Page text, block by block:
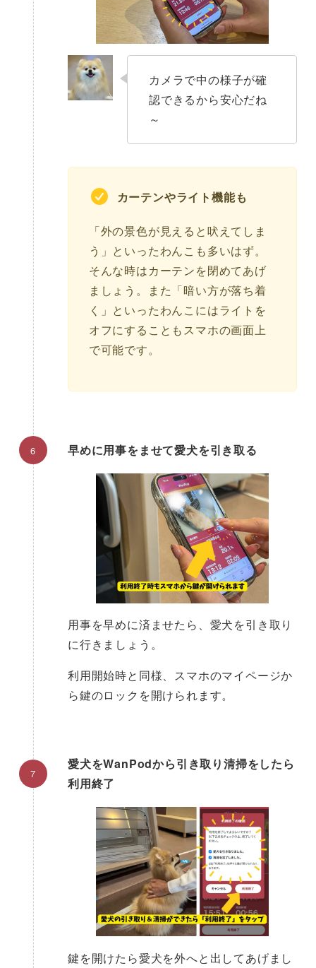
カメラで中の様子が確
認できるから安心だね
～
カーテンやライト機能も
「外の景色が見えると吠えてしま
う」といったわんこも多いはず。
そんな時はカーテンを閉めてあげ
ましょう。また「暗い方が落ち着
く」といったわんこにはライトを
オフにすることもスマホの画面上
で可能です。
早めに用事をませて愛犬を引き取る
用事を早めに済ませたら、愛犬を引き取り
に行きましょう。
利用開始時と同様、スマホのマイページか
ら鍵のロックを開けられます。
愛犬をWanPodから引き取り清掃をしたら
利用終了
鍵を開けたら愛犬を外へと出してあげまし